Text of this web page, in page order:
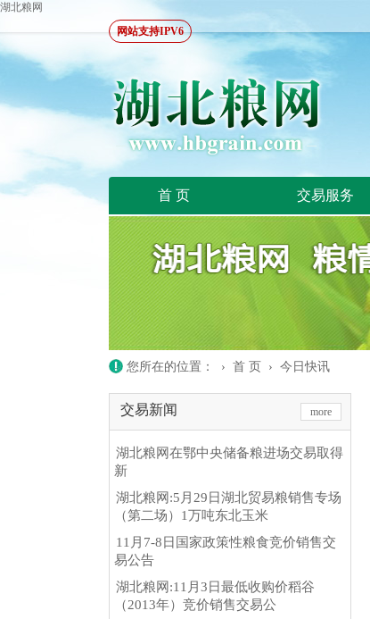
湖北粮网
网站支持IPV6
首 页 交易服务
您所在的位置： › 首 页 › 今日快讯
交易新闻 more
湖北粮网在鄂中央储备粮进场交易取得
新
湖北粮网:5月29日湖北贸易粮销售专场
（第二场）1万吨东北玉米
11月7-8日国家政策性粮食竞价销售交
易公告
湖北粮网:11月3日最低收购价稻谷
（2013年）竞价销售交易公